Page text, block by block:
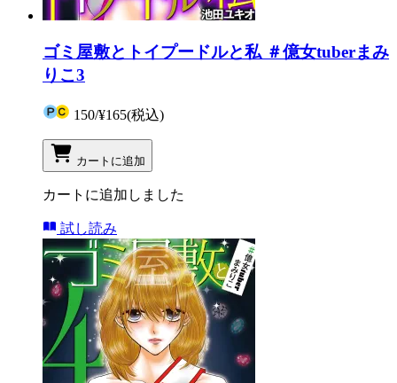
ゴミ屋敷とトイプードルと私 ＃億女tuberまみ
りこ3
150/¥165(税込)
カートに追加
カートに追加しました
試し読み